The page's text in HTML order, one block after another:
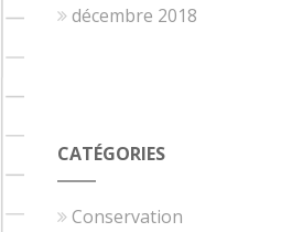
décembre 2018
CATÉGORIES
Conservation